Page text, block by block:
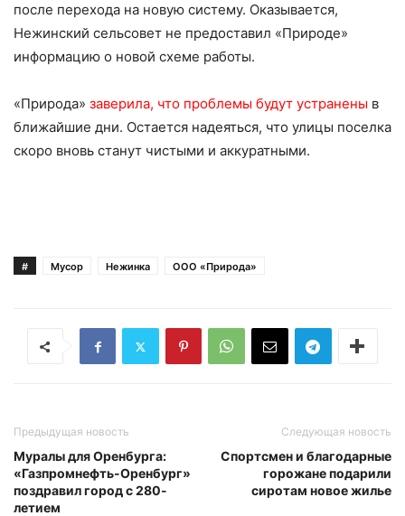
после перехода на новую систему. Оказывается,
Нежинский сельсовет не предоставил «Природе»
информацию о новой схеме работы.
«Природа» заверила, что проблемы будут устранены в
ближайшие дни. Остается надеяться, что улицы поселка
скоро вновь станут чистыми и аккуратными.
# Мусор Нежинка ООО «Природа»
Предыдущая новость
Муралы для Оренбурга:
«Газпромнефть-Оренбург»
поздравил город с 280-
летием
Следующая новость
Спортсмен и благодарные
горожане подарили
сиротам новое жилье